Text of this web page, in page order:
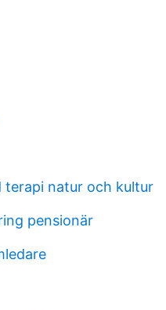
terapi natur och kultur
pensionär